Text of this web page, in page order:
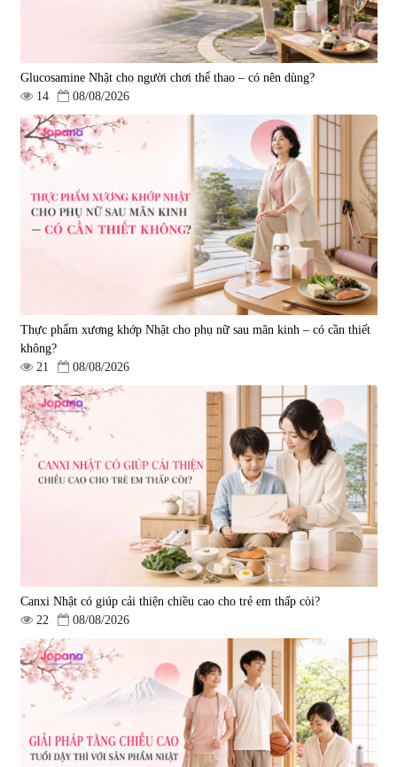
Viên uống bổ gan Ribeto Shoji
Hepaclean 60 viên
690.000 đ
Viên uống hỗ trợ cải thiện thoát
vị đĩa đệm Kyoto Has 30 viên
| 14.560
1.600.000 đ
Sleepy Nhật Bản 80 viên
580.000 đ
điều trị đột quỵ Biken Kinase
|0
1.570.000 đ
Glucosamine Nhật cho người chơi thể thao – có nên dùng?
14
08/08/2026
Thực phẩm xương khớp Nhật cho phụ nữ sau mãn kinh – có cần thiết
không?
21
08/08/2026
Canxi Nhật có giúp cải thiện chiều cao cho trẻ em thấp còi?
22
08/08/2026